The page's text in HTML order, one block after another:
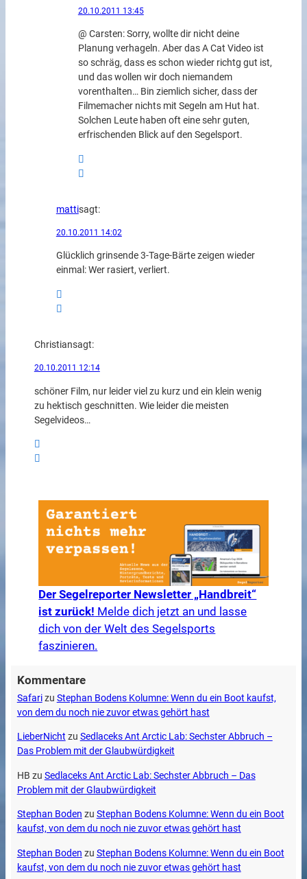
20.10.2011 13:45
@ Carsten: Sorry, wollte dir nicht deine
Planung verhageln. Aber das A Cat Video ist
so schräg, dass es schon wieder richtg gut ist,
und das wollen wir doch niemandem
vorenthalten… Bin ziemlich sicher, dass der
Filmemacher nichts mit Segeln am Hut hat.
Solchen Leute haben oft eine sehr guten,
erfrischenden Blick auf den Segelsport.
mattisagt:
20.10.2011 14:02
Glücklich grinsende 3-Tage-Bärte zeigen wieder
einmal: Wer rasiert, verliert.
Christiansagt:
20.10.2011 12:14
schöner Film, nur leider viel zu kurz und ein klein wenig
zu hektisch geschnitten. Wie leider die meisten
Segelvideos…
Der Segelreporter Newsletter „Handbreit“
ist zurück! Melde dich jetzt an und lasse
dich von der Welt des Segelsports
faszinieren.
Kommentare
Safarizu Stephan Bodens Kolumne: Wenn du ein Boot kaufst,
von dem du noch nie zuvor etwas gehört hast
LieberNicht zu Sedlaceks Ant Arctic Lab: Sechster Abbruch –
Das Problem mit der Glaubwürdigkeit
HB zu Sedlaceks Ant Arctic Lab: Sechster Abbruch – Das
Problem mit der Glaubwürdigkeit
Stephan Boden zu Stephan Bodens Kolumne: Wenn du ein Boot
kaufst, von dem du noch nie zuvor etwas gehört hast
Stephan Boden zu Stephan Bodens Kolumne: Wenn du ein Boot
kaufst, von dem du noch nie zuvor etwas gehört hast